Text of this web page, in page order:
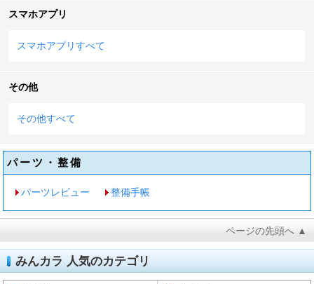
スマホアプリ
スマホアプリすべて
その他
その他すべて
パーツ・整備
パーツレビュー 整備手帳
ページの先頭へ ▲
みんカラ 人気のカテゴリ